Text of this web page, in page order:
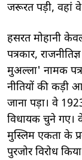
जरूरत पड़ी, वहां वे
हसरत मोहानी
पत्रकार,
मुअल्ला' नामक पत्र
नीतियों की कड़ी
जाना पड़ा। वे
विधायक चुने गए।
मुस्लिम एकता के
पुरजोर विरोध